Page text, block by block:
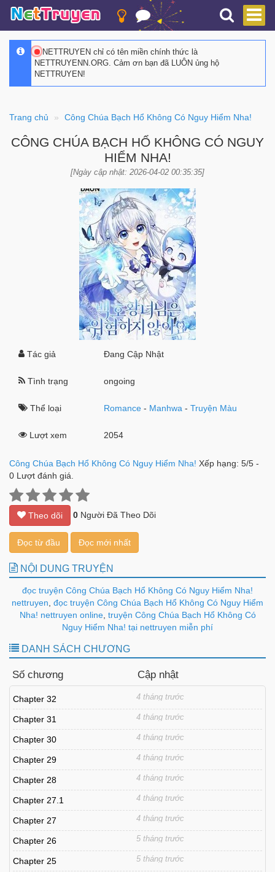
NETTRUYEN chỉ có tên miền chính thức là
NETTRUYENN.ORG. Cảm ơn bạn đã LUÔN ủng hộ
NETTRUYEN!
Trang chủ Công Chúa Bạch Hổ Không Có Nguy Hiểm Nha!
CÔNG CHÚA BẠCH HỔ KHÔNG CÓ NGUY
HIỂM NHA!
[Ngày cập nhật: 2026-04-02 00:35:35]
Tác giả Đang Cập Nhật
Tình trạng ongoing
Thể loại Romance - Manhwa -Truyện Màu
Lượt xem 2054
Công Chúa Bạch Hổ Không Có Nguy Hiểm Nha! Xếp hạng: 5/5 -
0 Lượt đánh giá.
Theo dõi 0 Người Đã Theo Dõi
Đọc từ đầu Đọc mới nhất
NỘI DUNG TRUYỆN
đọc truyện Công Chúa Bạch Hổ Không Có Nguy Hiểm Nha!
nettruyen đọc truyện Công Chúa Bạch Hổ Không Có Nguy Hiểm
Nha! nettruyen online, truyện Công Chúa Bạch Hổ Không Có
Nguy Hiểm Nha! tại nettruyen miễn phí
DANH SÁCH CHƯƠNG
Số chương Cập nhật
Chapter 32 4 tháng trước
Chapter 31 4 tháng trước
Chapter 30 4 tháng trước
Chapter 29 4 tháng trước
Chapter 28 4 tháng trước
Chapter 27.1 4 tháng trước
Chapter 27 4 tháng trước
Chapter 26 5 tháng trước
Chapter 25 5 tháng trước